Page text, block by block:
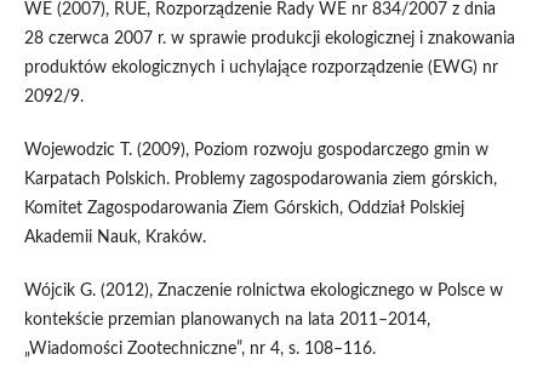
WE (2007), RUE, Rozporządzenie Rady WE nr 834/2007 z dnia
28 czerwca 2007 r. w sprawie produkcji ekologicznej i znakowania
produktów ekologicznych i uchylające rozporządzenie (EWG) nr
2092/9.
Wojewodzic T. (2009), Poziom rozwoju gospodarczego gmin w
Karpatach Polskich. Problemy zagospodarowania ziem górskich,
Komitet Zagospodarowania Ziem Górskich, Oddział Polskiej
Akademii Nauk, Kraków.
Wójcik G. (2012), Znaczenie rolnictwa ekologicznego w Polsce w
kontekście przemian planowanych na lata 2011–2014,
„Wiadomości Zootechniczne”, nr 4, s. 108–116.